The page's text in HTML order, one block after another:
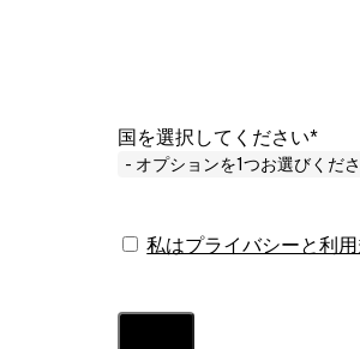
国を選択してください*
私はプライバシーと利